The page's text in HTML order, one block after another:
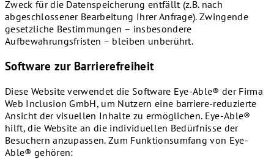
Zweck für die Datenspeicherung entfällt (z.B. nach
abgeschlossener Bearbeitung Ihrer Anfrage). Zwingende
gesetzliche Bestimmungen – insbesondere
Aufbewahrungsfristen – bleiben unberührt.
Software zur Barrierefreiheit
Diese Website verwendet die Software Eye-Able® der Firma
Web Inclusion GmbH, um Nutzern eine barriere-reduzierte
Ansicht der visuellen Inhalte zu ermöglichen. Eye-Able®
hilft, die Website an die individuellen Bedürfnisse der
Besuchern anzupassen. Zum Funktionsumfang von Eye-
Able® gehören: